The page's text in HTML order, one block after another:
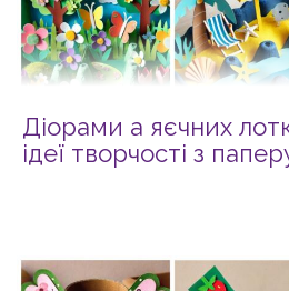
Діорами а яєчних
ідеї творчості з